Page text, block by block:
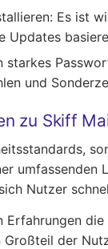
: Es ist
Updates
starkes
und
zu Skiff
Nutzer
Großteil der